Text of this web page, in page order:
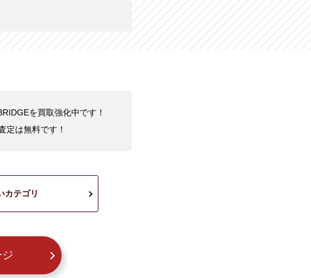
を買取強化中です！
定は無料です！
カテゴリ